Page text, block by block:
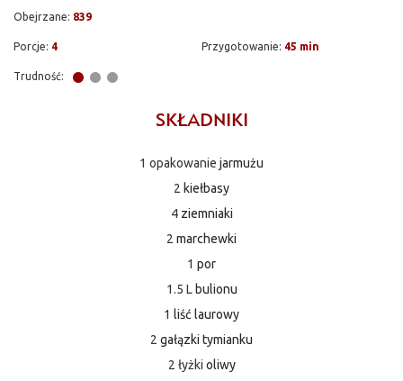
Obejrzane: 839
Porcje: 4 Przygotowanie: 45 min
Trudność:
SKŁADNIKI
1 opakowanie jarmużu
2 kiełbasy
4 ziemniaki
2 marchewki
1 por
1.5 L bulionu
1 liść laurowy
2 gałązki tymianku
2 łyżki oliwy